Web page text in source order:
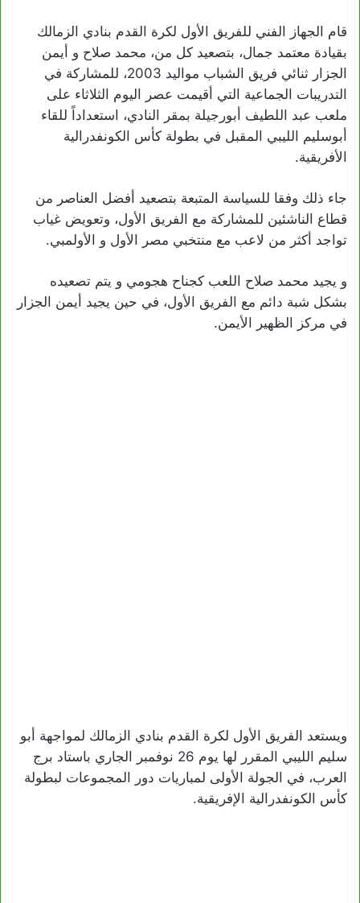
قام الجهاز الفني للفريق الأول لكرة القدم بنادي الزمالك
بقيادة معتمد جمال، بتصعيد كل من، محمد صلاح و أيمن
الجزار ثنائي فريق الشباب مواليد 2003، للمشاركة في
التدريبات الجماعية التي أقيمت عصر اليوم الثلاثاء على
ملعب عبد اللطيف أبورجيلة بمقر النادي، استعداداً للقاء
أبوسليم الليبي المقبل في بطولة كأس الكونفدرالية
الأفريقية.
جاء ذلك وفقا للسياسة المتبعة بتصعيد أفضل العناصر من
قطاع الناشئين للمشاركة مع الفريق الأول، وتعويض غياب
تواجد أكثر من لاعب مع منتخبي مصر الأول و الأولمبي.
و يجيد محمد صلاح اللعب كجناح هجومي و يتم تصعيده
بشكل شبة دائم مع الفريق الأول، في حين يجيد أيمن الجزار
في مركز الظهير الأيمن.
ويستعد الفريق الأول لكرة القدم بنادي الزمالك لمواجهة أبو
سليم الليبي المقرر لها يوم 26 نوفمبر الجاري باستاد برج
العرب، في الجولة الأولى لمباريات دور المجموعات لبطولة
كأس الكونفدرالية الإفريقية.